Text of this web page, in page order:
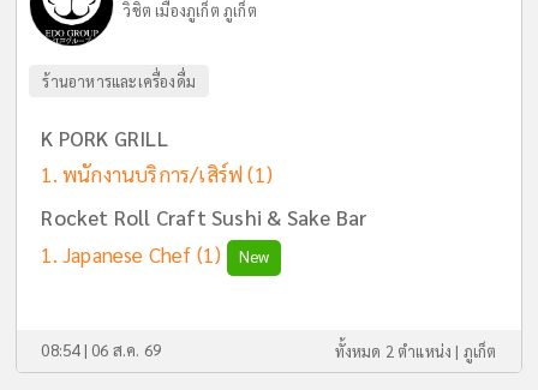
วิชิต เมืองภูเก็ต ภูเก็ต
ร้านอาหารและเครื่องดื่ม
K PORK GRILL
พนักงานบริการ/เสิร์ฟ(1)
Rocket Roll Craft Sushi & Sake Bar
Japanese Chef (1) New
08:54 | 06 ส.ค. 69 ทั้งหมด 2 ตำแหน่ง | ภูเก็ต